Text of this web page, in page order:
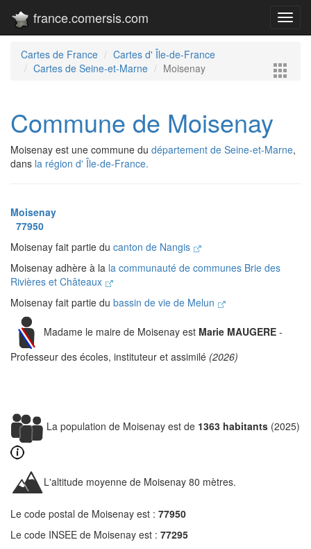
france.comersis.com
Cartes de France
Cartes d' Île-de-France
Cartes de Seine-et-Marne
Moisenay
Commune de Moisenay
Moisenay est une commune du département de Seine-et-Marne,
dans la région d' Île-de-France.
Moisenay
77950
Moisenay fait partie du canton de Nangis
Moisenay adhère à la la communauté de communes Brie des
Rivières et Châteaux
Moisenay fait partie du bassin de vie de Melun
Madame le maire de Moisenay est Marie MAUGERE -
Professeur des écoles, instituteur et assimilé (2026)
La population de Moisenay est de 1363 habitants (2025)
L'altitude moyenne de Moisenay 80 mètres.
Le code postal de Moisenay est : 77950
Le code INSEE de Moisenay est : 77295